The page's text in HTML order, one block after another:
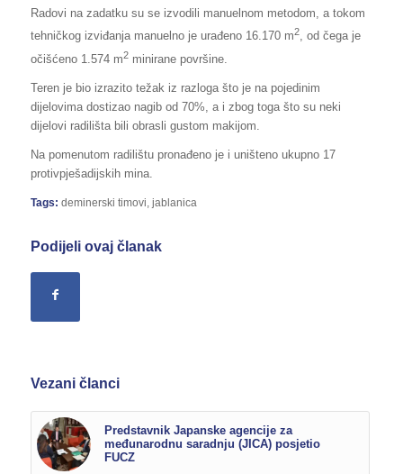
Radovi na zadatku su se izvodili manuelnom metodom, a tokom
tehničkog izviđanja manuelno je urađeno 16.170 m2, od čega je
očišćeno 1.574 m2minirane površine.
Teren je bio izrazito težak iz razloga što je na pojedinim
dijelovima dostizao nagib od 70%, a i zbog toga što su neki
dijelovi radilišta bili obrasli gustom makijom.
Na pomenutom radilištu pronađeno je i uništeno ukupno 17
protivpješadijskih mina.
Tags: deminerski timovi jablanica
Podijeli ovaj članak
Vezani članci
Predstavnik Japanske agencije za
međunarodnu saradnju (JICA) posjetio
FUCZ